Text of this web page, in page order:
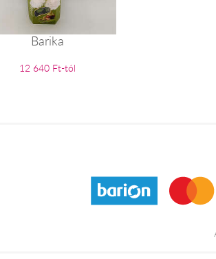
Barika
12 640 Ft-tól